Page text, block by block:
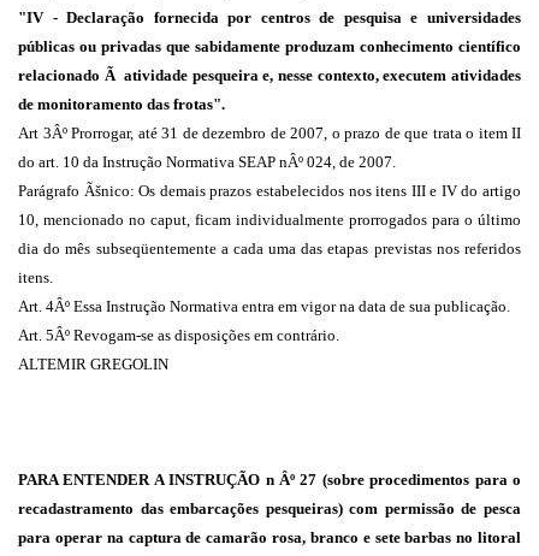
"IV - Declaração fornecida por centros de pesquisa e universidades
públicas ou privadas que sabidamente produzam conhecimento científico
relacionado Ã atividade pesqueira e, nesse contexto, executem atividades
de monitoramento das frotas".
Art 3Âº Prorrogar, até 31 de dezembro de 2007, o prazo de que trata o item II
do art. 10 da Instrução Normativa SEAP nÂº 024, de 2007.
Parágrafo Ãšnico: Os demais prazos estabelecidos nos itens III e IV do artigo
10, mencionado no caput, ficam individualmente prorrogados para o último
dia do mês subseqüentemente a cada uma das etapas previstas nos referidos
itens.
Art. 4Âº Essa Instrução Normativa entra em vigor na data de sua publicação.
Art. 5Âº Revogam-se as disposições em contrário.
ALTEMIR GREGOLIN
PARA ENTENDER A INSTRUÇÃO n Âº 27 (sobre procedimentos para o
recadastramento das embarcações pesqueiras) com permissão de pesca
para operar na captura de camarão rosa, branco e sete barbas no litoral